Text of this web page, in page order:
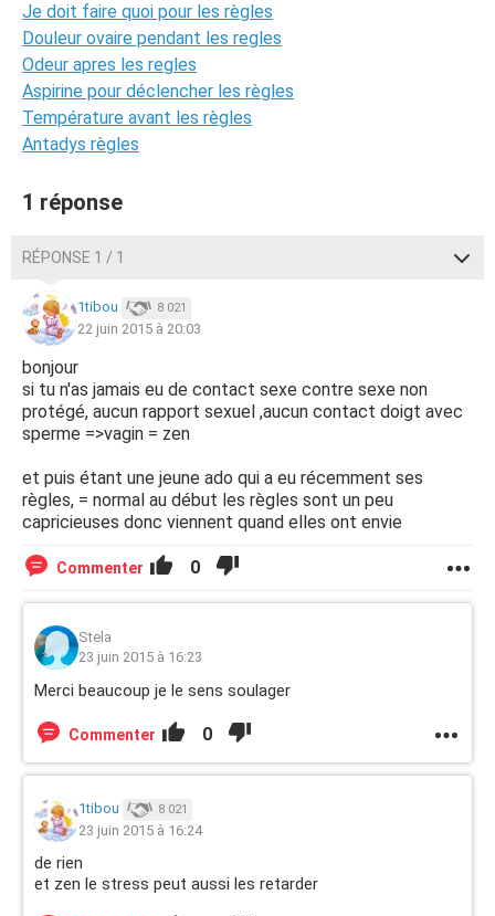
Je doit faire quoi pour les règles
Douleur ovaire pendant les regles
Odeur apres les regles
Aspirine pour déclencher les règles
Température avant les règles
Antadys règles
1 réponse
RÉPONSE 1 / 1
1tibou 8 021
22 juin 2015 à 20:03
bonjour
si tu n'as jamais eu de contact sexe contre sexe non
protégé, aucun rapport sexuel ,aucun contact doigt avec
sperme =>vagin = zen
et puis étant une jeune ado qui a eu récemment ses
règles, = normal au début les règles sont un peu
capricieuses donc viennent quand elles ont envie
Commenter 0
Stela
23 juin 2015 à 16:23
Merci beaucoup je le sens soulager
Commenter 0
1tibou 8 021
23 juin 2015 à 16:24
de rien
et zen le stress peut aussi les retarder